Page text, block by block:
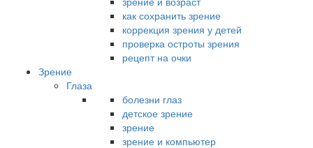
как сохранить зрение
коррекция зрения у детей
проверка остроты зрения
рецепт на очки
Зрение
Глаза
болезни глаз
детское зрение
зрение
зрение и компьютер